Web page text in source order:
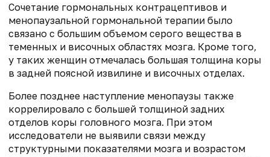
Сочетание гормональных контрацептивов и
менопаузальной гормональной терапии было
связано с большим объемом серого вещества в
теменных и височных областях мозга. Кроме того,
у таких женщин отмечалась большая толщина коры
в задней поясной извилине и височных отделах.
Более позднее наступление менопаузы также
коррелировало с большей толщиной задних
отделов коры головного мозга. При этом
исследователи не выявили связи между
структурными показателями мозга и возрастом